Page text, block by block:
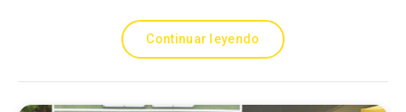
Continuar leyendo